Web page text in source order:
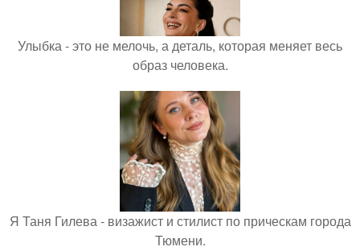
Улыбка - это не мелочь, а деталь, которая меняет весь
образ человека.
Я Таня Гилева - визажист и стилист по прическам города
Тюмени.